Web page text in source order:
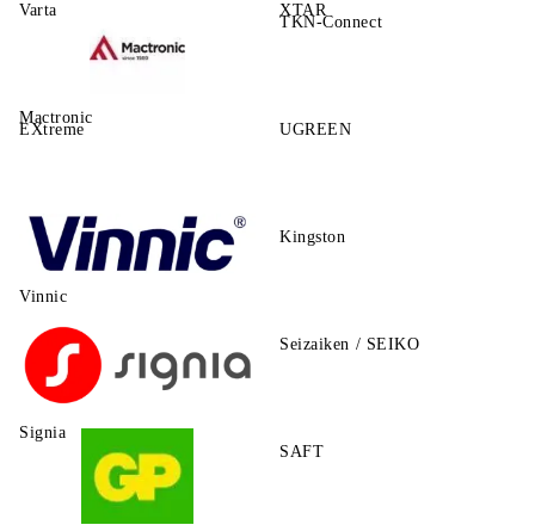
Varta XTAR
Mactronic
TKN-Connect
EXtreme UGREEN
Vinnic
Kingston
Signia
Seizaiken / SEIKO
SAFT